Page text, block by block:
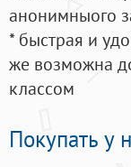
анонимныого
* быстрая и
же возможна
классом
Покупать у